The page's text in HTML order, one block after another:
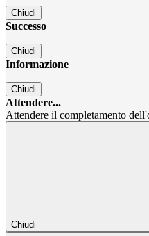
Chiudi
Successo
Chiudi
Informazione
Chiudi
Attendere...
Attendere il completamento
Chiudi